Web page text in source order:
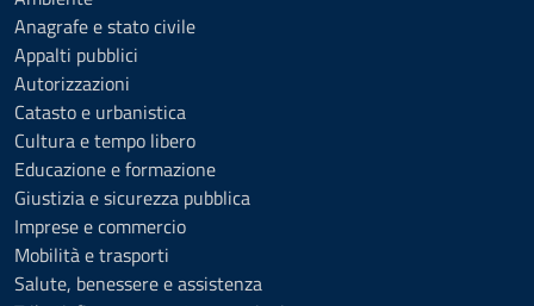
Anagrafe e stato civile
Appalti pubblici
Autorizzazioni
Catasto e urbanistica
Cultura e tempo libero
Educazione e formazione
Giustizia e sicurezza pubblica
Imprese e commercio
Mobilità e trasporti
Salute, benessere e assistenza